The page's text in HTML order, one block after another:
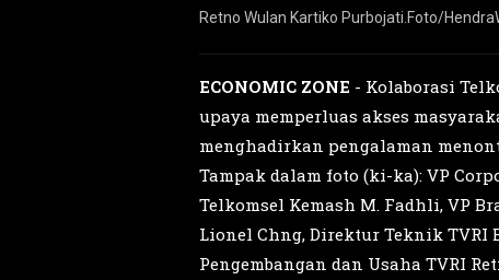
Retno Wulan Kartiko Purbojati.Foto/
ECONOMIC ZONE - Kolaborasi
upaya memperluas akses
menghadirkan pengalaman
Tampak dalam foto (ki-ka): VP
Telkomsel Kemash M. Fadhli, VP
Lionel Chng, Direktur Teknik TVRI
Pengembangan dan Usaha TVRI